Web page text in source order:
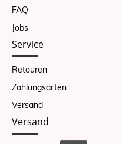
FAQ
Jobs
Service
Retouren
Zahlungsarten
Versand
Versand